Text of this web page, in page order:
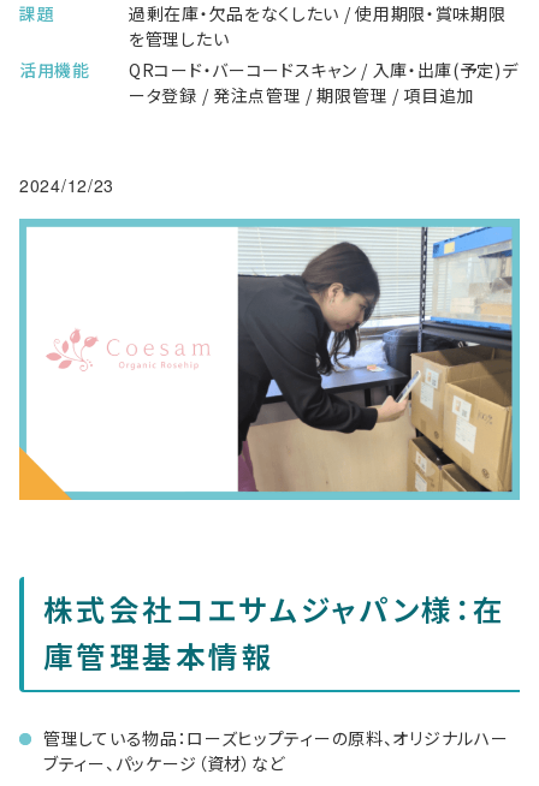
課題
過剰在庫・欠品をなくしたい / 使用期限・賞味期限
を管理したい
活用機能
QRコード・バーコードスキャン / 入庫・出庫(予定)デ
ータ登録 / 発注点管理 / 期限管理 / 項目追加
2024/12/23
株式会社コエサムジャパン様：在
庫管理基本情報
管理している物品：ローズヒップティーの原料、オリジナルハー
ブティー、パッケージ（資材）など